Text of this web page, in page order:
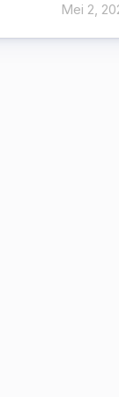
Mei 2,